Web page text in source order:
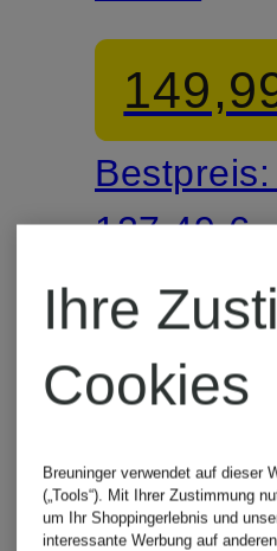
Bestpreis:
127,49 €
325 €
Ihre
Cookies
Breuninger verwendet auf dieser
(„Tools“). Mit Ihrer Zustimmung
um Ihr Shoppingerlebnis und
interessante Werbung auf